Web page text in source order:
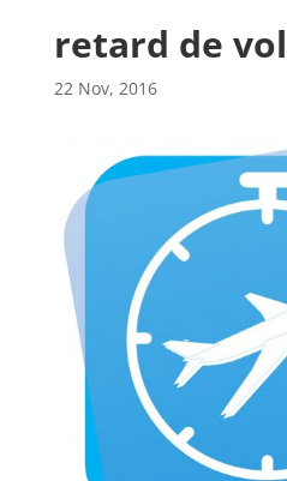
retard de
22 Nov, 2016